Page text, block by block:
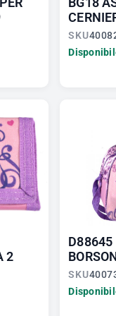
SKU
2
D88645
SKU